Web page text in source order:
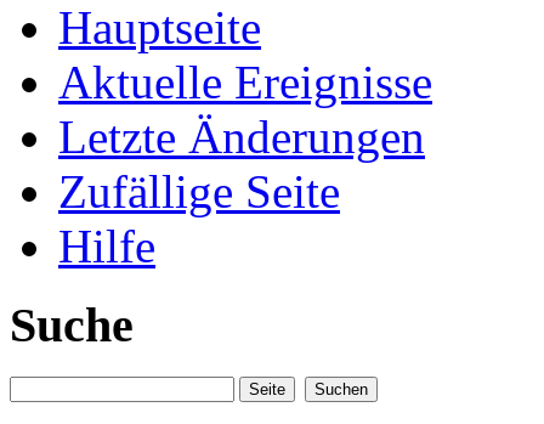
Hauptseite
Aktuelle Ereignisse
Letzte Änderungen
Zufällige Seite
Hilfe
Suche